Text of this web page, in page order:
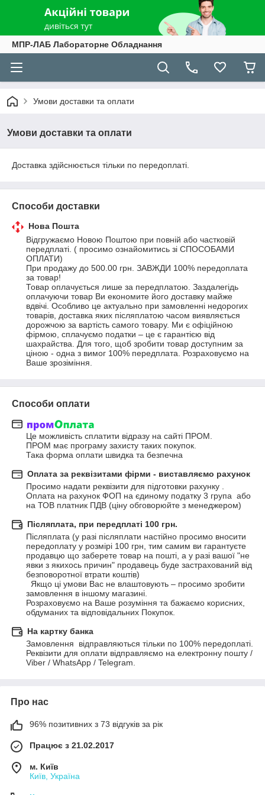
МПР-ЛАБ Лабораторне Обладнання
Умови доставки та оплати
Умови доставки та оплати
Доставка здійснюється тільки по передоплаті.
Способи доставки
Нова Пошта
Відгружаємо Новою Поштою при повній або частковій
передплаті. ( просимо ознайомитись зі СПОСОБАМИ
ОПЛАТИ)
При продажу до 500.00 грн. ЗАВЖДИ 100% передоплата
за товар!
Товар оплачується лише за передплатою. Заздалегідь
оплачуючи товар Ви економите його доставку майже
вдвічі. Особливо це актуально при замовленні недорогих
товарів, доставка яких післяплатою часом виявляється
дорожчою за вартість самого товару. Ми є офіційною
фірмою, сплачуємо податки – це є гарантією від
шахрайства. Для того, щоб зробити товар доступним за
ціною - одна з вимог 100% передплата. Розраховуємо на
Ваше зрозіміння.
Способи оплати
Це можливість сплатити відразу на сайті ПРОМ.
ПРОМ має програму захисту таких покупок.
Така форма оплати швидка та безпечна
Оплата за реквізитами фірми - виставляємо рахунок
Просимо надати реквізити для підготовки рахунку .
Оплата на рахунок ФОП на єдиному податку 3 група  або
на ТОВ платник ПДВ (ціну обговорюйте з менеджером)
Післяплата, при передплаті 100 грн.
Післяплата (у разі післяплати настійно просимо вносити
передоплату у розмірі 100 грн, тим самим ви гарантуєте
продавцю що заберете товар на пошті, а у разі вашої "не
явки з якихось причин" продавець буде застрахований від
безповоротної втрати коштів)
замовлення в іншому магазині.
Розраховуємо на Ваше розуміння та бажаємо корисних,
обдуманих та відповідальних Покупок.
На картку банка
Замовлення  відправляються тільки по 100% передоплаті.
Реквізити для оплати відправляємо на електронну пошту /
Viber / WhatsApp / Telegram.
Про нас
96% позитивних з 73 відгуків за рік
Працює з 21.02.2017
м. Київ
Київ, Україна